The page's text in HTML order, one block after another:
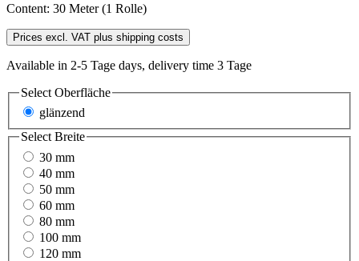
Content: 30 Meter (1 Rolle)
Prices excl. VAT plus shipping costs
Available in 2-5 Tage days, delivery time 3 Tage
Select Oberfläche
glänzend
SelectBreite
30 mm
40 mm
50 mm
60 mm
80 mm
100 mm
120 mm